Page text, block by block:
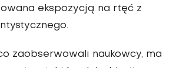
ekspozycją na rtęć z
zaobserwowali naukowcy, ma